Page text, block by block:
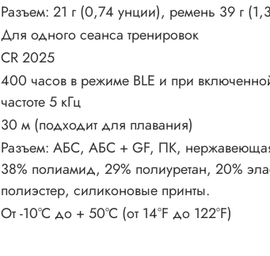
Разъем: 21 г (0,74 унции), ремень 39 г
Для одного сеанса тренировок
CR 2025
400 часов в режиме BLE и при
частоте 5 кГц
30 м (подходит для плавания)
Разъем: АБС, АБС + GF, ПК,
38% полиамид, 29% полиуретан, 20%
полиэстер, силиконовые принты.
От -10°C до + 50°C (от 14°F до 122°F)